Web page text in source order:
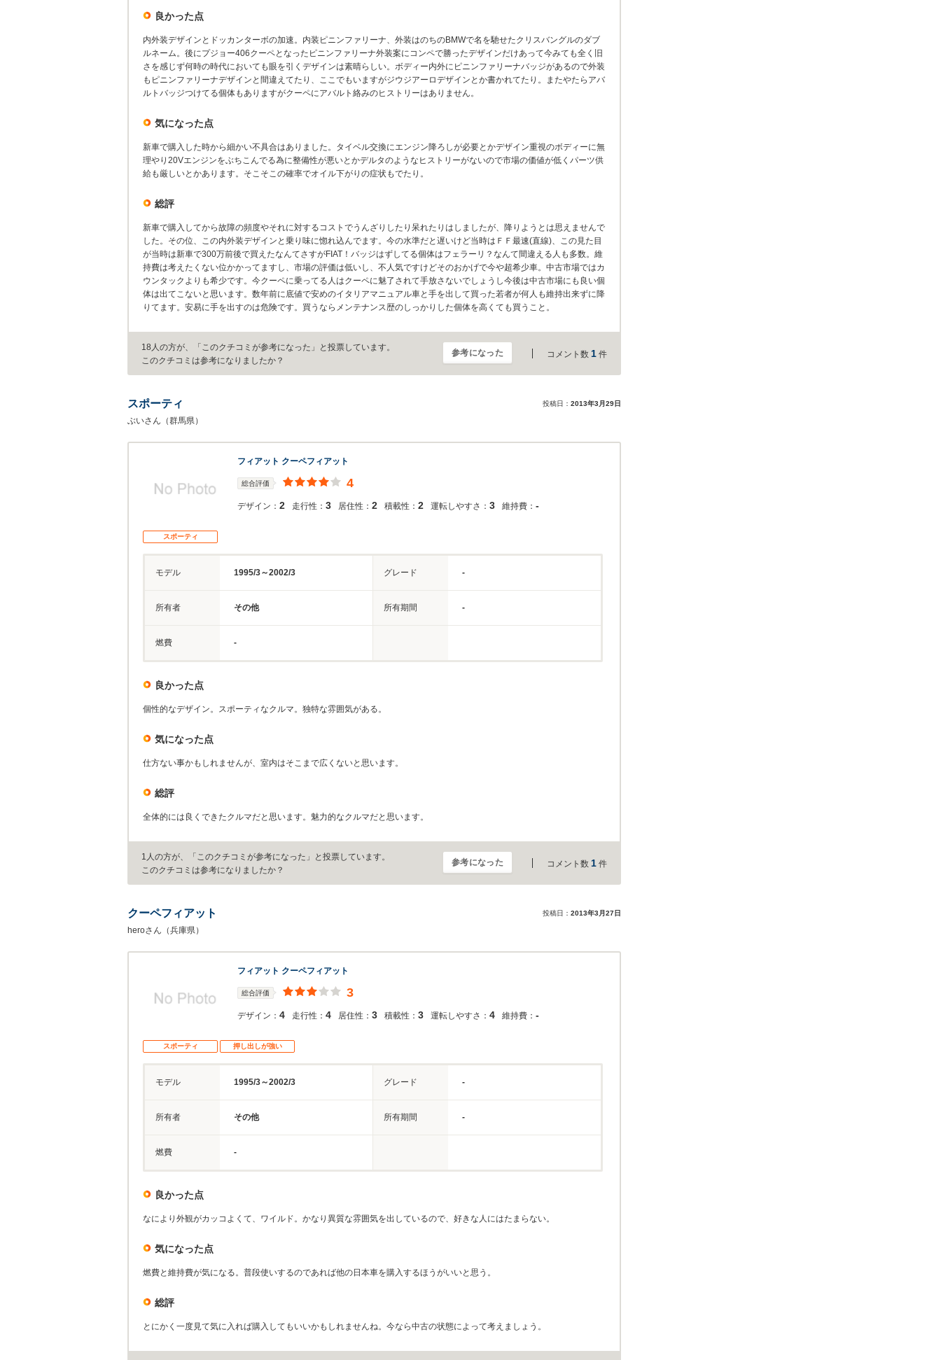
良かった点
内外装デザインとドッカンターボの加速。内装ピニンファリーナ、外装はのちのBMWで名を馳せたクリスバングルのダブ
ルネーム。後にプジョー406クーペとなったピニンファリーナ外装案にコンペで勝ったデザインだけあって今みても全く旧
さを感じず何時の時代においても眼を引くデザインは素晴らしい。ボディー内外にピニンファリーナバッジがあるので外装
もピニンファリーナデザインと間違えてたり、ここでもいますがジウジアーロデザインとか書かれてたり。またやたらアバ
ルトバッジつけてる個体もありますがクーペにアバルト絡みのヒストリーはありません。
気になった点
新車で購入した時から細かい不具合はありました。タイベル交換にエンジン降ろしが必要とかデザイン重視のボディーに無
理やり20Vエンジンをぶちこんでる為に整備性が悪いとかデルタのようなヒストリーがないので市場の価値が低くパーツ供
給も厳しいとかあります。そこそこの確率でオイル下がりの症状もでたり。
総評
新車で購入してから故障の頻度やそれに対するコストでうんざりしたり呆れたりはしましたが、降りようとは思えませんで
した。その位、この内外装デザインと乗り味に惚れ込んでます。今の水準だと遅いけど当時はＦＦ最速(直線)、この見た目
が当時は新車で300万前後で買えたなんてさすがFIAT！バッジはずしてる個体はフェラーリ？なんて間違える人も多数。維
持費は考えたくない位かかってますし、市場の評価は低いし、不人気ですけどそのおかげで今や超希少車。中古市場ではカ
ウンタックよりも希少です。今クーペに乗ってる人はクーペに魅了されて手放さないでしょうし今後は中古市場にも良い個
体は出てこないと思います。数年前に底値で安めのイタリアマニュアル車と手を出して買った若者が何人も維持出来ずに降
りてます。安易に手を出すのは危険です。買うならメンテナンス歴のしっかりした個体を高くても買うこと。
18人の方が、「このクチコミが参考になった」と投票しています。
このクチコミは参考になりましたか？
参考になった コメント数 1 件
スポーティ 投稿日： 2013年3月29日
ぶいさん（群馬県）
フィアット クーペフィアット
総合評価 4
デザイン： 2 走行性： 3 居住性： 2 積載性： 2 運転しやすさ： 3 維持費： -
スポーティ
モデル 1995/3～2002/3 グレード -
所有者 その他 所有期間 -
燃費 -
良かった点
個性的なデザイン。スポーティなクルマ。独特な雰囲気がある。
気になった点
仕方ない事かもしれませんが、室内はそこまで広くないと思います。
総評
全体的には良くできたクルマだと思います。魅力的なクルマだと思います。
1人の方が、「このクチコミが参考になった」と投票しています。
このクチコミは参考になりましたか？
参考になった コメント数 1 件
クーペフィアット 投稿日： 2013年3月27日
heroさん（兵庫県）
フィアット クーペフィアット
総合評価 3
デザイン： 4 走行性： 4 居住性： 3 積載性： 3 運転しやすさ： 4 維持費： -
スポーティ 押し出しが強い
モデル 1995/3～2002/3 グレード -
所有者 その他 所有期間 -
燃費 -
良かった点
なにより外観がカッコよくて、ワイルド。かなり異質な雰囲気を出しているので、好きな人にはたまらない。
気になった点
燃費と維持費が気になる。普段使いするのであれば他の日本車を購入するほうがいいと思う。
総評
とにかく一度見て気に入れば購入してもいいかもしれませんね。今なら中古の状態によって考えましょう。